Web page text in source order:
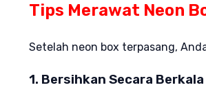
Tips Merawat Neon
Setelah neon box terpasang,
1. Bersihkan Secara Berkala